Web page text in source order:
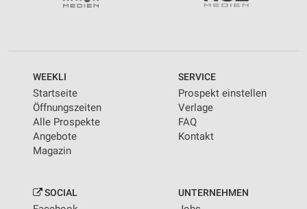
WEEKLI
Startseite
Öffnungszeiten
Alle Prospekte
Angebote
Magazin
SERVICE
Prospekt einstellen
Verlage
FAQ
Kontakt
SOCIAL UNTERNEHMEN